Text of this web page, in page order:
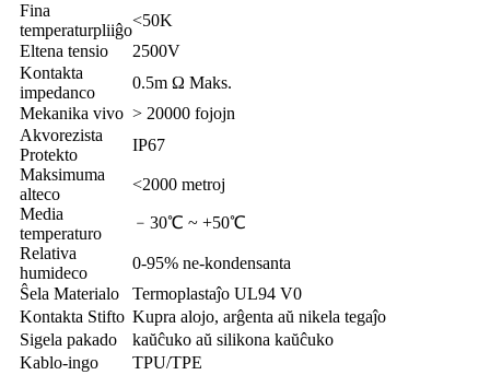
Fina
temperaturpliiĝo
<50K
Eltena tensio
2500V
Kontakta
impedanco
0.5m Ω Maks.
Mekanika vivo > 20000 fojojn
Akvorezista
Protekto
IP67
Maksimuma
alteco
<2000 metroj
Media
temperaturo
﹣30℃ ~ +50℃
Relativa
humideco
0-95% ne-kondensanta
Ŝela Materialo
Termoplastaĵo UL94 V0
Kontakta Stifto Kupra alojo, arĝenta aŭ nikela tegaĵo
Sigela pakado
kaŭĉuko aŭ silikona kaŭĉuko
Kablo-ingo
TPU/TPE